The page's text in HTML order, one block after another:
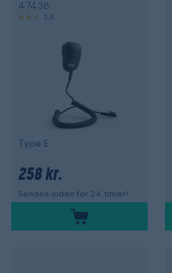
47438
2,5
Type E
258 kr.
Sendes inden for 24 timer!